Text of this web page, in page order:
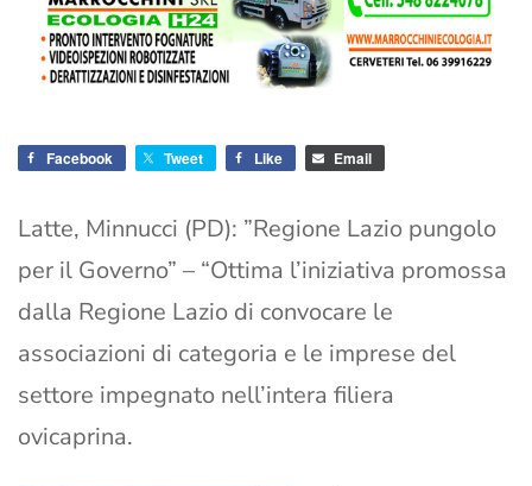
Facebook Tweet Like Email
Latte, Minnucci (PD): ”Regione Lazio pungolo
per il Governo” – “Ottima l’iniziativa promossa
dalla Regione Lazio di convocare le
associazioni di categoria e le imprese del
settore impegnato nell’intera filiera
ovicaprina.